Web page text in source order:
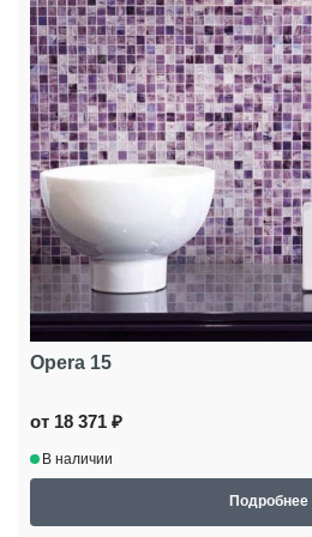
Opera 15
от 18 371 ₽
В наличии
Подробнее